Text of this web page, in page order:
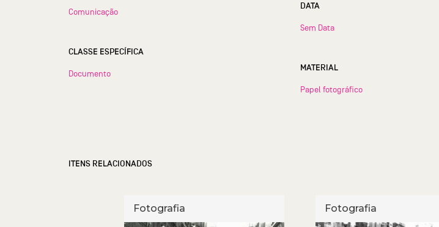
Comunicação
CLASSE ESPECÍFICA
Documento
DATA
Sem Data
MATERIAL
Papel fotográfico
ITENS RELACIONADOS
Fotografia Fotografia